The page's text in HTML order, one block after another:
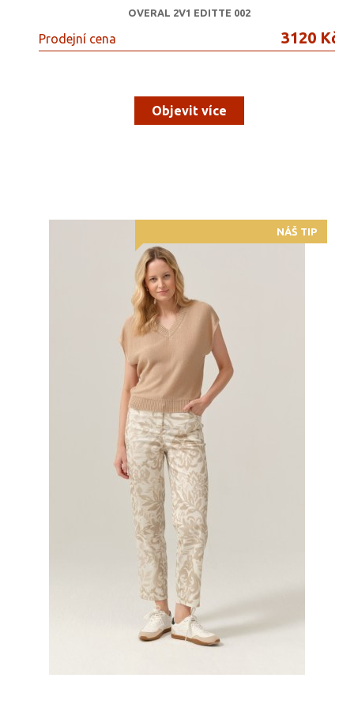
OVERAL 2V1 EDITTE 002
Prodejní cena 3120 Kč
Objevit více
NÁŠ TIP